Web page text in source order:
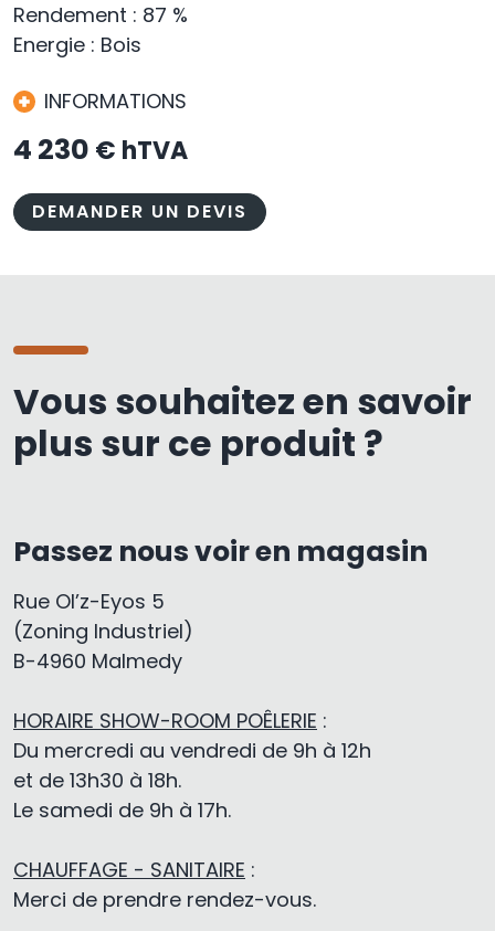
Rendement : 87 %
Energie : Bois
INFORMATIONS
4 230 € hTVA
DEMANDER UN DEVIS
Vous souhaitez en savoir
plus sur ce produit ?
Passez nous voir en magasin
Rue Ol’z-Eyos 5
(Zoning Industriel)
B-4960 Malmedy
HORAIRE SHOW-ROOM POÊLERIE :
Du mercredi au vendredi de 9h à 12h
et de 13h30 à 18h.
Le samedi de 9h à 17h.
CHAUFFAGE - SANITAIRE :
Merci de prendre rendez-vous.